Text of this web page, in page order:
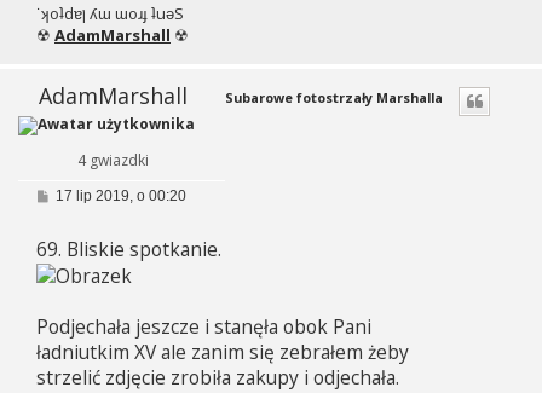
˙ʞoʇdɐן ʎɯ ɯoɹɟ ʇuǝS
☢ AdamMarshall ☢
AdamMarshall
4 gwiazdki
Subarowe fotostrzały Marshalla
P
t
17 lip 2019, o 00:20
69. Bliskie spotkanie.
Podjechała jeszcze i stanęła obok Pani
ładniutkim XV ale zanim się zebrałem żeby
strzelić zdjęcie zrobiła zakupy i odjechała.